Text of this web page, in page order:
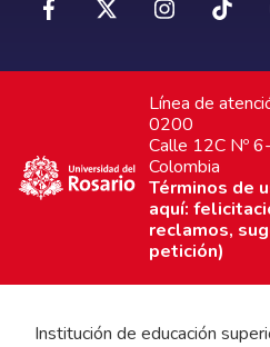
Línea de
0200
Calle 12C Nº
Colombia
Términos de
aquí:
reclamos,
petición)
Institución de educación